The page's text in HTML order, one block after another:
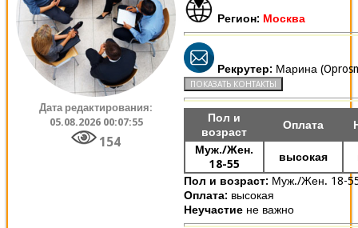
Дата редактирования:
05.08.2026 00:07:55
154
Регион: Москва
Рекрутер: Марина
Пол и
возраст
Оплата
Муж./Жен.
18-55
высокая
Пол и возраст: Муж./Жен. 18-
Оплата: высокая
Неучастие не важно